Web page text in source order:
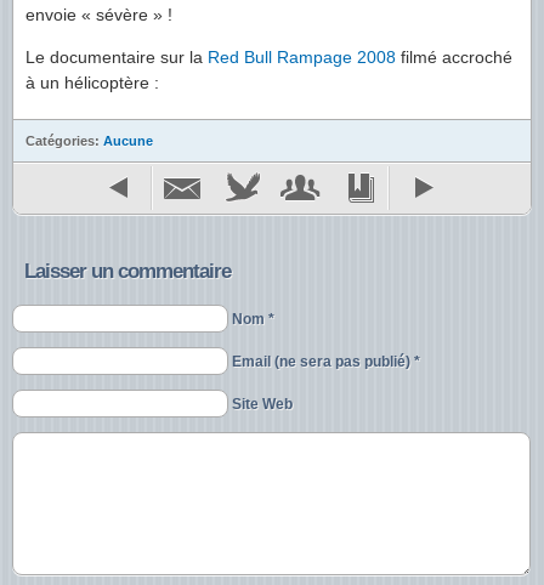
envoie « sévère » !
Le documentaire sur la Red Bull Rampage 2008 filmé accroché
à un hélicoptère :
Catégories: Aucune
Laisser un commentaire
Nom *
Email (ne sera pas publié) *
Site Web